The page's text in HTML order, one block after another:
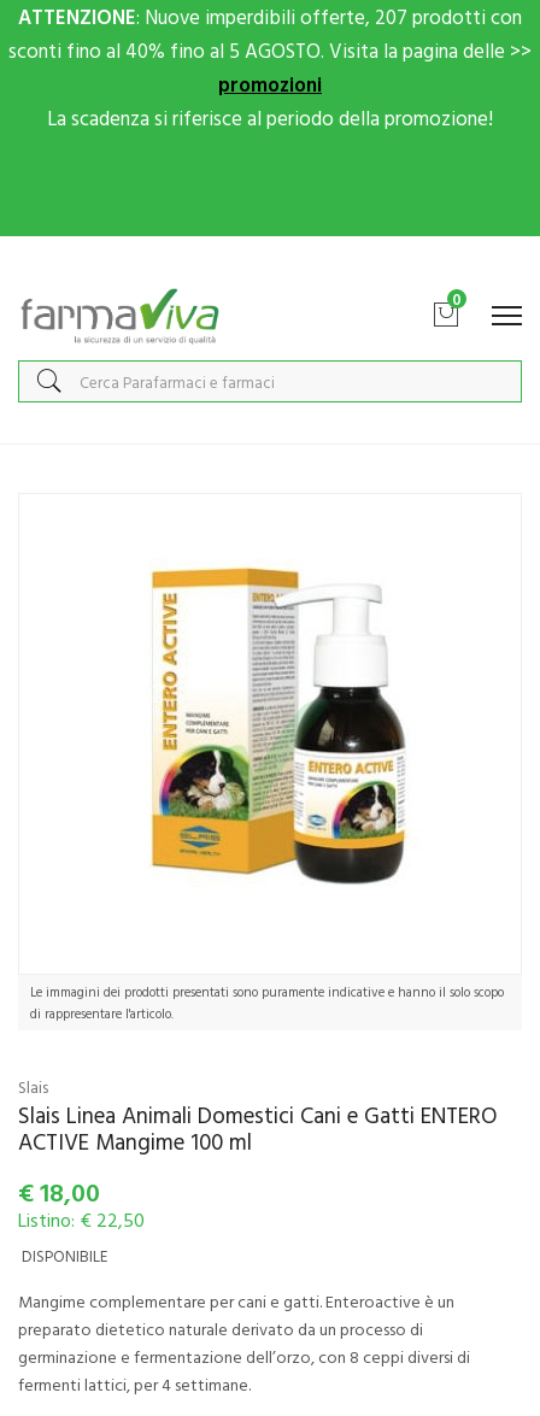
ATTENZIONE: Nuove imperdibili offerte, 207 prodotti con
sconti fino al 40% fino al 5 AGOSTO. Visita la pagina delle >>
promozioni
La scadenza si riferisce al periodo della promozione!
0
Slais Linea Animali Domestici Cani e Gatti ENTERO ACTIVE Mangime
100 ml
Le immagini dei prodotti presentati sono puramente indicative e hanno il solo scopo
di rappresentare l'articolo.
Slais
Slais Linea Animali Domestici Cani e Gatti ENTERO
ACTIVE Mangime 100 ml
€18,00
Listino: € 22,50
DISPONIBILE
Mangime complementare per cani e gatti. Enteroactive è un
preparato dietetico naturale derivato da un processo di
germinazione e fermentazione dell’orzo, con 8 ceppi diversi di
fermenti lattici, per 4 settimane.